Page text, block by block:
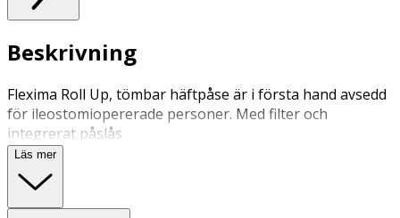
Beskrivning
Flexima Roll Up, tömbar häftpåse är i första hand avsedd
för ileostomiopererade personer. Med filter och
integrerat påslås.
Läs mer